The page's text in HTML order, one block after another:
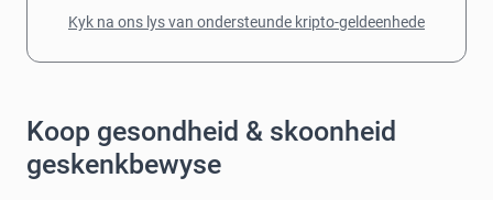
Kyk na ons lys van ondersteunde kripto-geldeenhede
Koop gesondheid & skoonheid
geskenkbewyse